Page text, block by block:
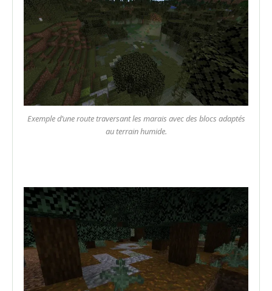
Exemple d’une route traversant les marais avec des blocs adaptés
au terrain humide.